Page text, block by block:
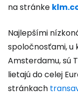
na stránke
Najlepšími
spoločnosťami, u
Amsterdamu, sú
lietajú do celej
stránkach